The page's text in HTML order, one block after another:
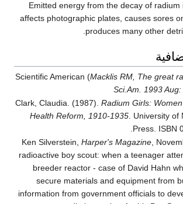
Emitted energy from the decay of radium
affects photographic plates, causes sores
produces many other
Scientific American (Macklis RM, The great
Sci.Am. 1993
Clark, Claudia. (1987). Radium Girls:
Health Reform, 1910-1935. University of
Press. ISBN
Ken Silverstein, Harper's Magazine,
radioactive boy scout: when a teenager
breeder reactor - case of David Hahn
secure materials and equipment from
information from government officials to